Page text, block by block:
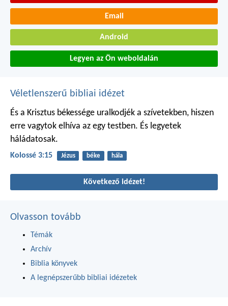
Email
Android
Legyen az Ön weboldalán
Véletlenszerű bibliai idézet
És a Krisztus békessége uralkodjék a szívetekben, hiszen
erre vagytok elhíva az egy testben. És legyetek
háládatosak.
Kolossé 3:15 Jézus béke hála
Következő idézet!
Olvasson tovább
Témák
Archív
Biblia könyvek
A legnépszerűbb bibliai idézetek